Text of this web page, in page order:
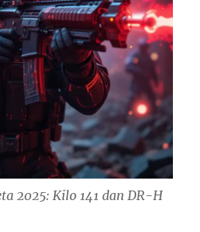
2025: Kilo 141 dan DR-H